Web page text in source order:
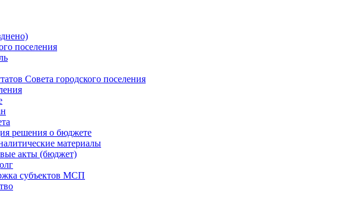
поселения
Совета городского поселения
решения о бюджете
материалы
акты (бюджет)
субъектов МСП